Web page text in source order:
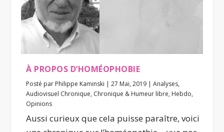
À PROPOS D’HOMÉOPHOBIE
Posté par Philippe Kaminski |27 Mai, 2019 |Analyses,
Audiovisuel Chronique, Chronique & Humeur libre, Hebdo,
Opinions
Aussi curieux que cela puisse paraître, voici